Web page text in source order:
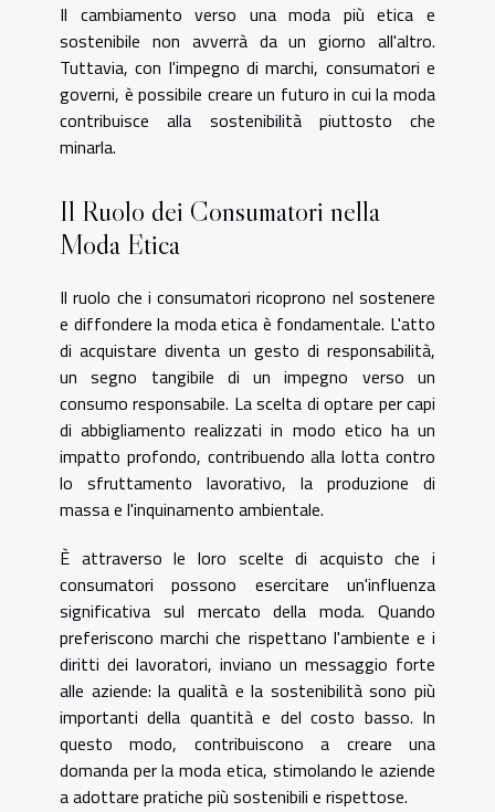
Il cambiamento verso una moda più etica e
sostenibile non avverrà da un giorno all'altro.
Tuttavia, con l'impegno di marchi, consumatori e
governi, è possibile creare un futuro in cui la moda
contribuisce alla sostenibilità piuttosto che
minarla.
Il Ruolo dei Consumatori nella
Moda Etica
Il ruolo che i consumatori ricoprono nel sostenere
e diffondere la moda etica è fondamentale. L'atto
di acquistare diventa un gesto di responsabilità,
un segno tangibile di un impegno verso un
consumo responsabile. La scelta di optare per capi
di abbigliamento realizzati in modo etico ha un
impatto profondo, contribuendo alla lotta contro
lo sfruttamento lavorativo, la produzione di
massa e l'inquinamento ambientale.
È attraverso le loro scelte di acquisto che i
consumatori possono esercitare un'influenza
significativa sul mercato della moda. Quando
preferiscono marchi che rispettano l'ambiente e i
diritti dei lavoratori, inviano un messaggio forte
alle aziende: la qualità e la sostenibilità sono più
importanti della quantità e del costo basso. In
questo modo, contribuiscono a creare una
domanda per la moda etica, stimolando le aziende
a adottare pratiche più sostenibili e rispettose.